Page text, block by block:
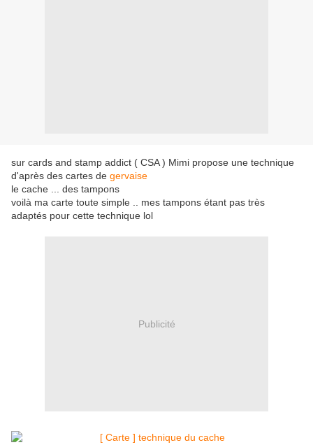
sur cards and stamp addict ( CSA ) Mimi propose une technique
d'après des cartes de gervaise
le cache ... des tampons
voilà ma carte toute simple .. mes tampons étant pas très
adaptés pour cette technique lol
Publicité